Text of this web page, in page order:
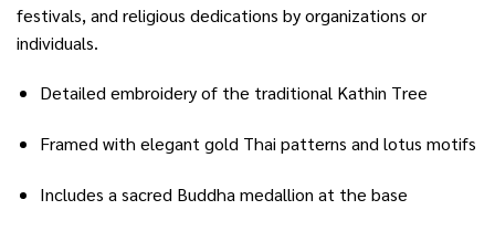
festivals, and religious dedications by organizations or
individuals.
Detailed embroidery of the traditional Kathin Tree
Framed with elegant gold Thai patterns and lotus motifs
Includes a sacred Buddha medallion at the base